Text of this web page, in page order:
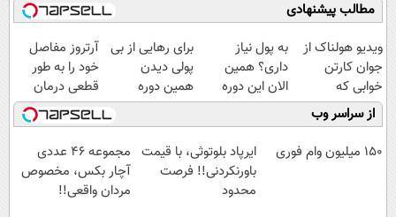
مطالب پیشنهادی
ویدیو هولناک از
جوان کارتن
خوابی که
میلیاردر شد.
آموزش رایگان
به پول نیاز
داری؟ همین
الان این دوره
رایگان رو شرکت
کن تا دیر نشده!
برای رهایی از بی
پولی دیدن
همین دوره
رایگان کافیه!
(شمارتو وارد کن)
آرتروز مفاصل
خود را به طور
قطعی درمان
کنید!
◗پرسش‌نامه◖
از سراسر وب
150 میلیون وام فوری
ایرپاد بلوتوثی، با قیمت
باورنکردنی!! فرصت
محدود
مجموعه ۴۶ عددی
آچار بکس، مخصوص
مردان واقعی!!